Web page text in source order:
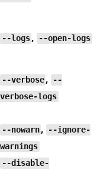
--logs , --open-logs
--verbose ,
--
verbose-logs
--nowarn ,
--ignore-
warnings
--disable-